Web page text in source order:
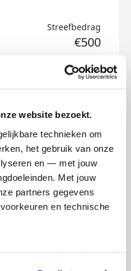
website bezoekt.
technieken om
het gebruik van onze
en — met jouw
Met jouw
partners gegevens
en technische
Streefbedrag
€500